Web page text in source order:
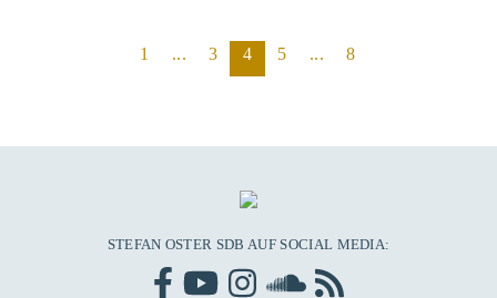
1 ... 3 4 5 ... 8
STEFAN OSTER SDB AUF SOCIAL MEDIA: